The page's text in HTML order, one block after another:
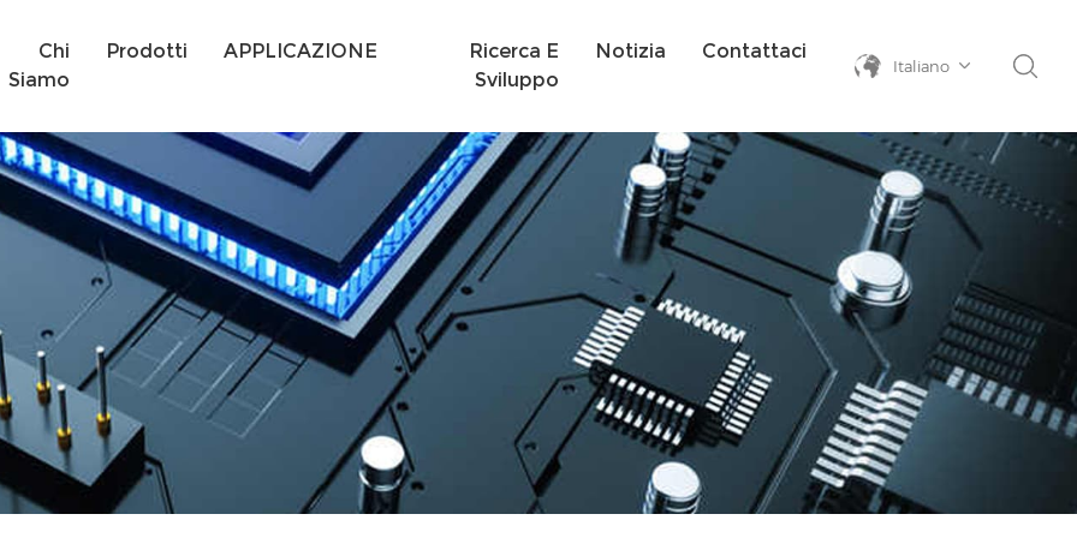
Chi
Siamo
Prodotti APPLICAZIONE
Ricerca E
Sviluppo
Notizia Contattaci
Italiano